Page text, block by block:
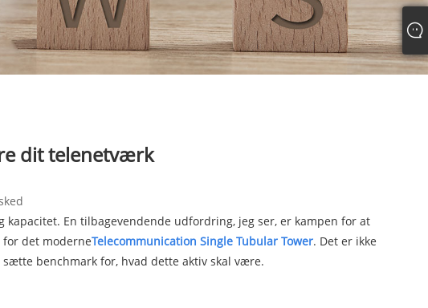
dit telenetværk
En tilbagevendende udfordring, jeg ser, er kampen for at
det moderneTelecommunication Single Tubular Tower. Det er ikke
sætte benchmark for, hvad dette aktiv skal være.